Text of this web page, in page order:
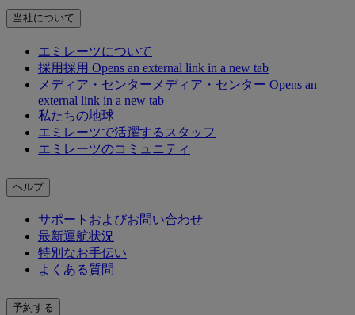
当社について
エミレーツについて
採用採用 Opens an external link in a new tab
メディア・センター メディア・センター Opens an
external link in a new tab
私たちの地球
エミレーツで活躍するスタッフ
エミレーツのコミュニティ
ヘルプ
サポートおよびお問い合わせ
最新運航状況
特別なお手伝い
よくある質問
予約する